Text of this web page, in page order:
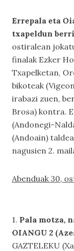
Errepala eta
txapeldun
ostiralean
finalak Ezker
Txapelketan,
bikoteak
irabazi zuen,
Brosa) kontra.
(Andonegi-
(Andoain)
nagusien 2.
Abenduak 30,
1. Pala motza,
OIANGU 2
GAZTELEKU